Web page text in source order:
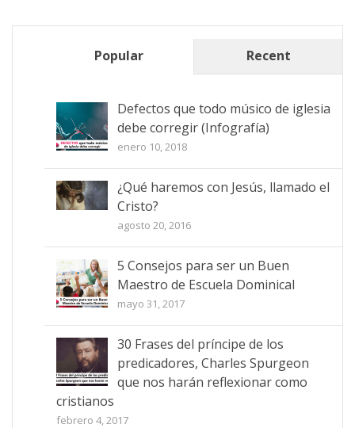
Popular Recent
Defectos que todo músico de iglesia
debe corregir (Infografía)
enero 10, 2018
¿Qué haremos con Jesús, llamado el
Cristo?
agosto 20, 2016
5 Consejos para ser un Buen
Maestro de Escuela Dominical
mayo 31, 2017
30 Frases del príncipe de los
predicadores, Charles Spurgeon
que nos harán reflexionar como
cristianos
febrero 4, 2017